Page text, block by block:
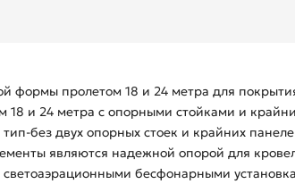
формы пролетом 18 и 24 метра для
18 и 24 метра с опорными стойками и
без двух опорных стоек и крайних
являются надежной опорой для
бесфонарными